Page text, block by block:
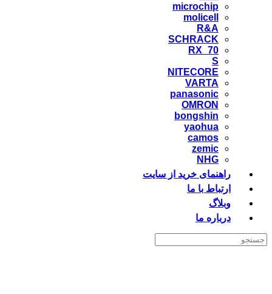
microchip
molicell
SCHRACK
NITECORE
VARTA
panasonic
OMRON
bongshin
yaohua
خرید از سایت
با ما
ما